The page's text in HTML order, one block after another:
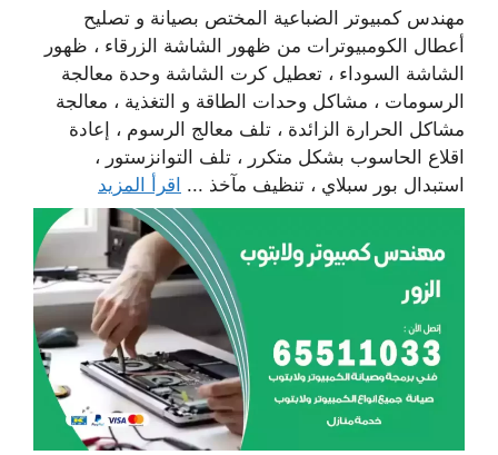
مهندس كمبيوتر الضباعية المختص بصيانة و تصليح
أعطال الكومبيوترات من ظهور الشاشة الزرقاء ، ظهور
الشاشة السوداء ، تعطيل كرت الشاشة وحدة معالجة
الرسومات ، مشاكل وحدات الطاقة و التغذية ، معالجة
مشاكل الحرارة الزائدة ، تلف معالج الرسوم ، إعادة
اقلاع الحاسوب بشكل متكرر ، تلف التوانزستور ،
استبدال بور سبلاي ، تنظيف مآخذ ... اقرأ المزيد